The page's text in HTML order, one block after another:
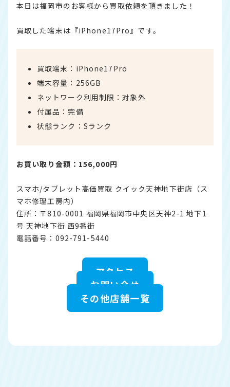
本日は福岡市のお客様から買取依頼を頂きました！
買取した端末は『iPhone17Pro』です。
買取端末：iPhone17Pro
端末容量：256GB
ネットワーク利用制限：対象外
付属品：完備
状態ランク：Sランク
お買い取り金額：156,000円
スマホ/タブレット高価買取 クイック天神地下街店（ス
マホ修理工房内）
住所：〒810-0001 福岡県福岡市中央区天神2-1 地下1
号 天神地下街 西9番街
電話番号：092-791-5440
アクセス
お問い合せ
その他店舗一覧